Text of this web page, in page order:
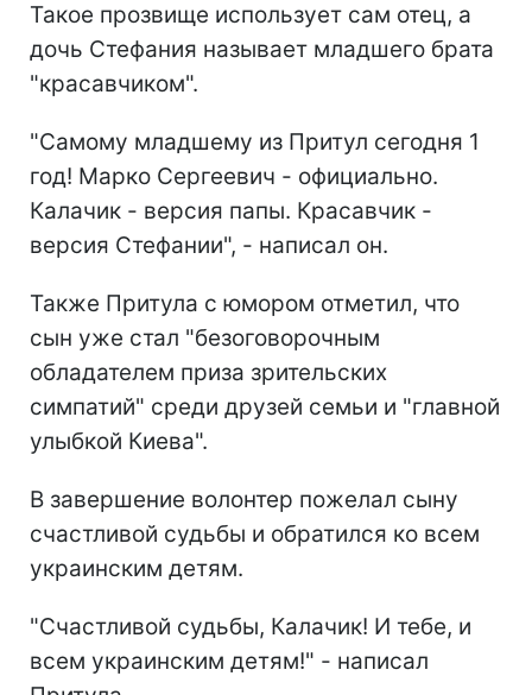
Такое прозвище использует сам отец, а
дочь Стефания называет младшего брата
"красавчиком".
"Самому младшему из Притул сегодня 1
год! Марко Сергеевич - официально.
Калачик - версия папы. Красавчик -
версия Стефании", - написал он.
Также Притула с юмором отметил, что
сын уже стал "безоговорочным
обладателем приза зрительских
симпатий" среди друзей семьи и "главной
улыбкой Киева".
В завершение волонтер пожелал сыну
счастливой судьбы и обратился ко всем
украинским детям.
"Счастливой судьбы, Калачик! И тебе, и
всем украинским детям!" - написал